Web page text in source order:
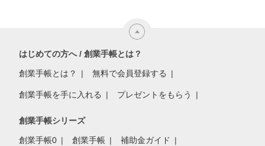
はじめての方へ / 創業手帳とは？
創業手帳とは？ 無料で会員登録する
創業手帳を手に入れる プレゼントをもらう
創業手帳シリーズ
創業手帳0 創業手帳 補助金ガイド